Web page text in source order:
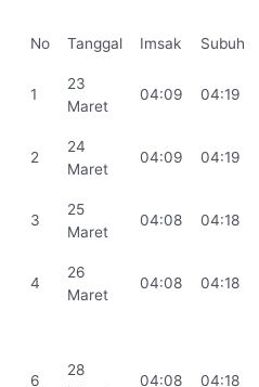
No Tanggal Imsak Subuh
1
23
Maret
04:09 04:19
2
24
Maret
04:09 04:19
3
25
Maret
04:08 04:18
4
26
Maret
04:08 04:18
6
28
04:08 04:18